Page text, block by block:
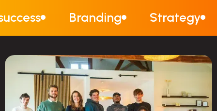
Branding Strategy